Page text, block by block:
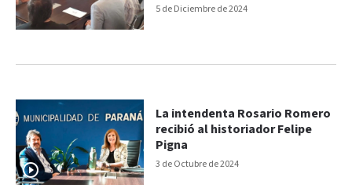
5 de Diciembre de 2024
3 de Octubre de 2024
La intendenta Rosario Romero
recibió al historiador Felipe
Pigna